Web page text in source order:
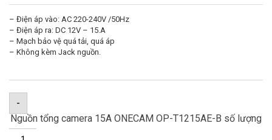
– Điện áp vào: AC 220-240V /50Hz
– Điện áp ra: DC 12V – 15.A
– Mạch bảo vệ quá tải, quá áp
– Không kèm Jack nguồn.
-
Nguồn tổng camera 15A ONECAM OP-T1215AE-B số lượng